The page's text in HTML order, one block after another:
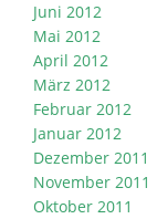
Juni 2012
Mai 2012
April 2012
März 2012
Februar 2012
Januar 2012
Dezember 2011
November 2011
Oktober 2011